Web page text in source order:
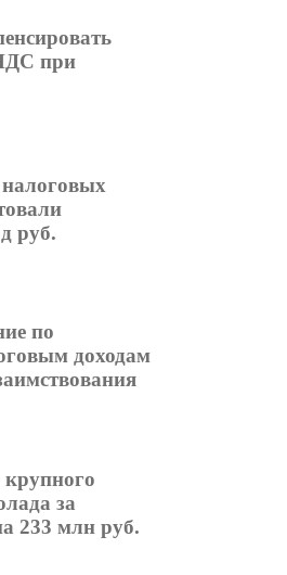
при
руб.
по
доходам
за
233 млн руб.